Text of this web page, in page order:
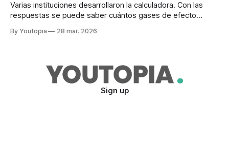
Varias instituciones desarrollaron la calculadora. Con las
respuestas se puede saber cuántos gases de efecto
By Youtopia 28 mar. 2026
Sign up